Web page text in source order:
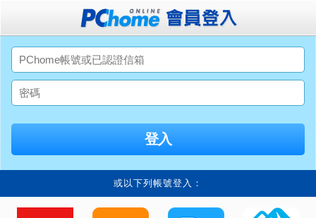
或以下列帳號登入：